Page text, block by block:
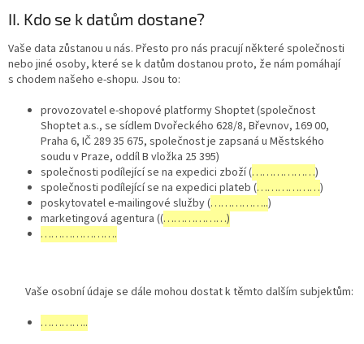
II. Kdo se k datům dostane?
Vaše data zůstanou u nás. Přesto pro nás pracují některé společnosti
nebo jiné osoby, které se k datům dostanou proto, že nám pomáhají
s chodem našeho e-shopu. Jsou to:
provozovatel e-shopové platformy Shoptet (společnost
Shoptet a.s., se sídlem Dvořeckého 628/8, Břevnov, 169 00,
Praha 6, IČ 289 35 675, společnost je zapsaná u Městského
soudu v Praze, oddíl B vložka 25 395)
společnosti podílející se na expedici zboží (………………)
společnosti podílející se na expedici plateb (………………)
poskytovatel e-mailingové služby (……………..)
marketingová agentura ((………………)
………………….
Vaše osobní údaje se dále mohou dostat k těmto dalším subjektům:
…………..